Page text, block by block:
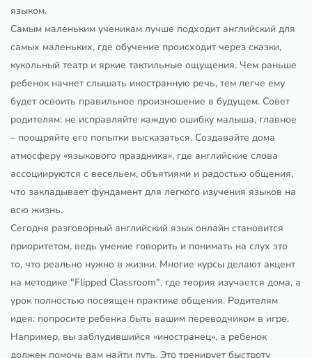
языком.
Самым маленьким ученикам лучше подходит английский для
самых маленьких, где обучение происходит через сказки,
кукольный театр и яркие тактильные ощущения. Чем раньше
ребенок начнет слышать иностранную речь, тем легче ему
будет освоить правильное произношение в будущем. Совет
родителям: не исправляйте каждую ошибку малыша, главное
– поощряйте его попытки высказаться. Создавайте дома
атмосферу «языкового праздника», где английские слова
ассоциируются с весельем, объятиями и радостью общения,
что закладывает фундамент для легкого изучения языков на
всю жизнь.
Сегодня разговорный английский язык онлайн становится
приоритетом, ведь умение говорить и понимать на слух это
то, что реально нужно в жизни. Многие курсы делают акцент
на методике "Flipped Classroom", где теория изучается дома, а
урок полностью посвящен практике общения. Родителям
идея: попросите ребенка быть вашим переводчиком в игре.
Например, вы заблудившийся «иностранец», а ребенок
должен помочь вам найти путь. Это тренирует быстроту